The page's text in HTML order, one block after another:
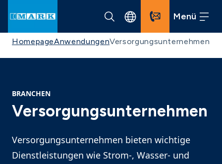
Menü
HomepageAnwendungenVersorgungsunternehmen
BRANCHEN
Versorgungsunternehmen
Versorgungsunternehmen bieten wichtige
Dienstleistungen wie Strom-, Wasser- und